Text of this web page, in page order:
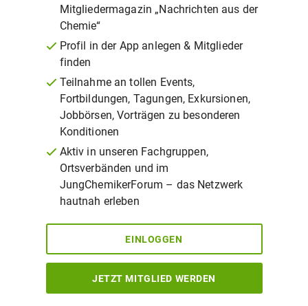
Mitgliedermagazin „Nachrichten aus der
Chemie“
Profil in der App anlegen & Mitglieder
finden
Teilnahme an tollen Events,
Fortbildungen, Tagungen, Exkursionen,
Jobbörsen, Vorträgen zu besonderen
Konditionen
Aktiv in unseren Fachgruppen,
Ortsverbänden und im
JungChemikerForum – das Netzwerk
hautnah erleben
EINLOGGEN
JETZT MITGLIED WERDEN